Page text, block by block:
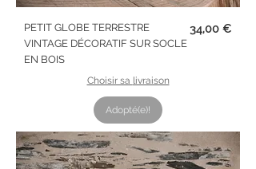
PETIT GLOBE TERRESTRE
VINTAGE DÉCORATIF SUR SOCLE
EN BOIS
Prix
34,00 €
Choisir sa livraison
Adopté(e)!